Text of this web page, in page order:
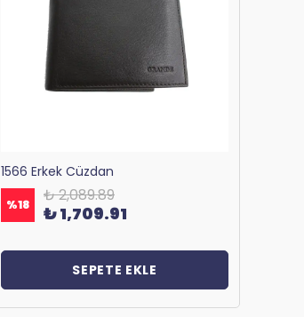
1566 Erkek Cüzdan
%18 ₺ 2,089.89
₺ 1,709.91
SEPETE EKLE